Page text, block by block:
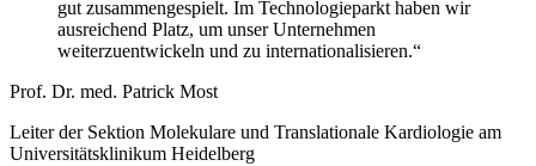
gut zusammengespielt. Im Technologieparkt haben wir
ausreichend Platz, um unser Unternehmen
weiterzuentwickeln und zu internationalisieren.“
Prof. Dr. med. Patrick Most
Leiter der Sektion Molekulare und Translationale Kardiologie am
Universitätsklinikum Heidelberg